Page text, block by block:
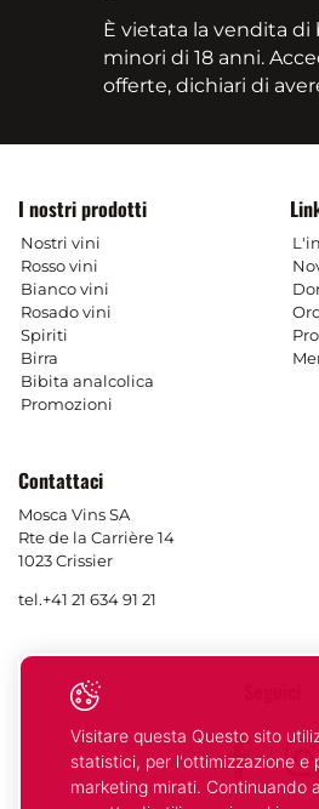
È vietata la vendita
minori di 18 anni.
offerte, dichiari di
I nostri prodotti
Nostri vini
Rosso vini
Bianco vini
Rosado vini
Spiriti
Birra
Bibita analcolica
Promozioni
Contattaci
Mosca Vins SA
Rte de la Carrière 14
1023 Crissier
tel.+41 21 634 91 21
Visitare questa Questo sito
statistici, per l'ottimizzazione e
marketing mirati. Continuando